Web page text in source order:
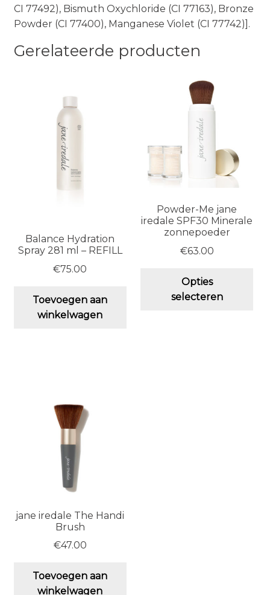
CI 77492), Bismuth Oxychloride (CI 77163), Bronze
Powder (CI 77400), Manganese Violet (CI 77742)].
Gerelateerde producten
Balance Hydration
Spray 281 ml – REFILL
€75.00
Toevoegen aan
winkelwagen
Powder-Me jane
iredale SPF30 Minerale
zonnepoeder
€63.00
Opties
selecteren
jane iredale The Handi
Brush
€47.00
Toevoegen aan
winkelwagen